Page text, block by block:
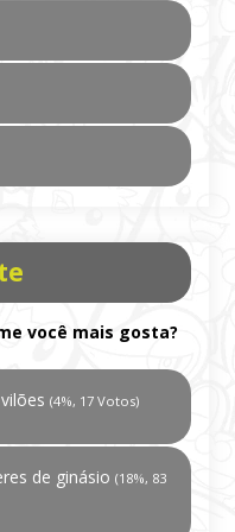
você mais gosta?
(4%, 17 Votos)
de ginásio (18%, 83